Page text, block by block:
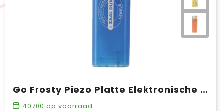
Go Frosty Piezo Platte Elektronische aansteker TL, navulbaar
40700 op voorraad